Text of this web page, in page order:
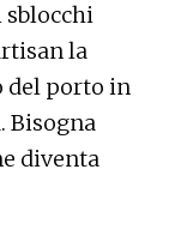
sblocchi
la
del porto in
Bisogna
diventa